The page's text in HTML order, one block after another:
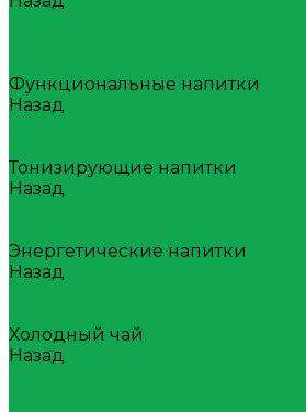
Функциональные напитки
Назад
Тонизирующие напитки
Назад
Энергетические напитки
Назад
Холодный чай
Назад